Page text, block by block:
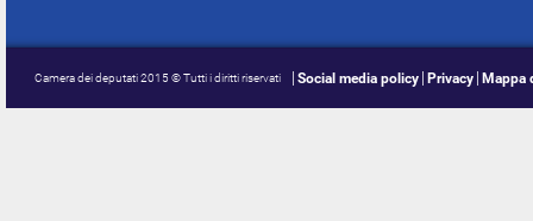
Camera dei deputati 2015 © Tutti i diritti riservati Social media policy Privacy Mappa